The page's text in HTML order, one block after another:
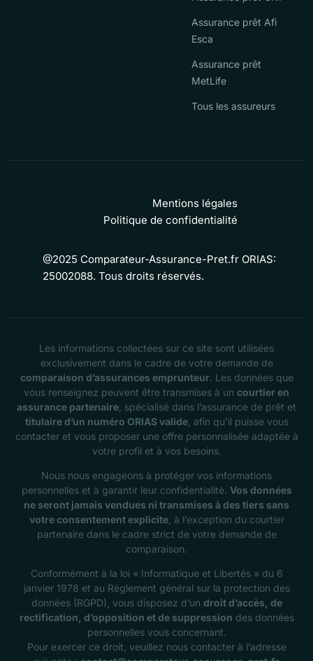
Assurance prêt Afi
Esca
Assurance prêt
MetLife
Tous les assureurs
@2025 Comparateur-Assurance-Pret.fr ORIAS:
25002088. Tous droits réservés.
Mentions légales
Politique de confidentialité
Les informations collectées sur ce site sont utilisées
exclusivement dans le cadre de votre demande de
comparaison d’assurances emprunteur. Les données que
vous renseignez peuvent être transmises à un courtier en
assurance partenaire , spécialisé dans l’assurance de prêt et
titulaire d’un numéro ORIAS valide, afin qu’il puisse vous
contacter et vous proposer une offre personnalisée adaptée à
votre profil et à vos besoins.
Nous nous engageons à protéger vos informations
personnelles et à garantir leur confidentialité. Vos données
ne seront jamais vendues ni transmises à des tiers sans
votre consentement explicite, à l’exception du courtier
partenaire dans le cadre strict de votre demande de
comparaison.
Conformément à la loi « Informatique et Libertés » du 6
janvier 1978 et au Règlement général sur la protection des
données (RGPD), vous disposez d’un droit d’accès, de
rectification, d’opposition et de suppression des données
personnelles vous concernant.
Pour exercer ce droit, veuillez nous contacter à l’adresse